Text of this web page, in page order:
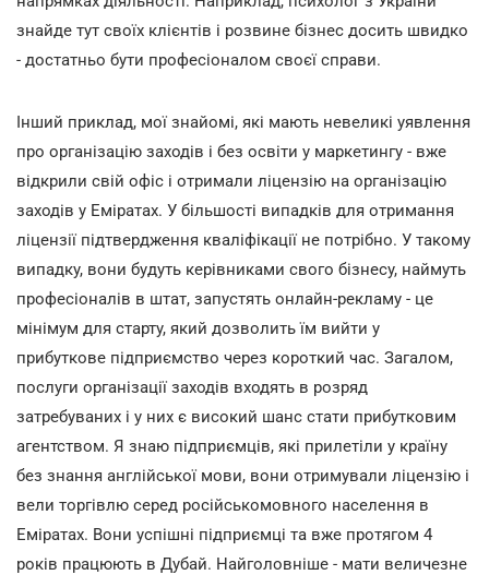
знайде тут своїх клієнтів і розвине бізнес досить швидко
- достатньо бути професіоналом своєї справи.
Інший приклад, мої знайомі, які мають невеликі уявлення
про організацію заходів і без освіти у маркетингу - вже
відкрили свій офіс і отримали ліцензію на організацію
заходів у Еміратах. У більшості випадків для отримання
ліцензії підтвердження кваліфікації не потрібно. У такому
випадку, вони будуть керівниками свого бізнесу, наймуть
професіоналів в штат, запустять онлайн-рекламу - це
мінімум для старту, який дозволить їм вийти у
прибуткове підприємство через короткий час. Загалом,
послуги організації заходів входять в розряд
затребуваних і у них є високий шанс стати прибутковим
агентством. Я знаю підприємців, які прилетіли у країну
без знання англійської мови, вони отримували ліцензію і
вели торгівлю серед російськомовного населення в
Еміратах. Вони успішні підприємці та вже протягом 4
років працюють в Дубай. Найголовніше - мати величезне